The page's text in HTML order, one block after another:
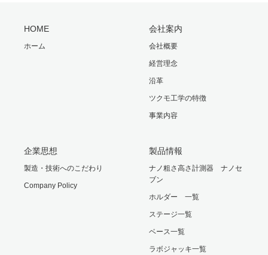
HOME
ホーム
会社案内
会社概要
経営理念
沿革
ツクモ工学の特徴
事業内容
企業思想
製造・技術へのこだわり
Company Policy
製品情報
ナノ粗さ高さ計測器 ナノセ
ブン
ホルダー 一覧
ステージ一覧
ベース一覧
ラボジャッキ一覧